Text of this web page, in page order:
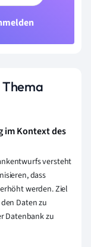
im Kontext des
versteht
dass
werden. Ziel
Daten zu
Datenbank zu